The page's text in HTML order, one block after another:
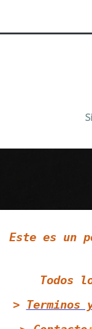
Este es un
Todos
> Terminos